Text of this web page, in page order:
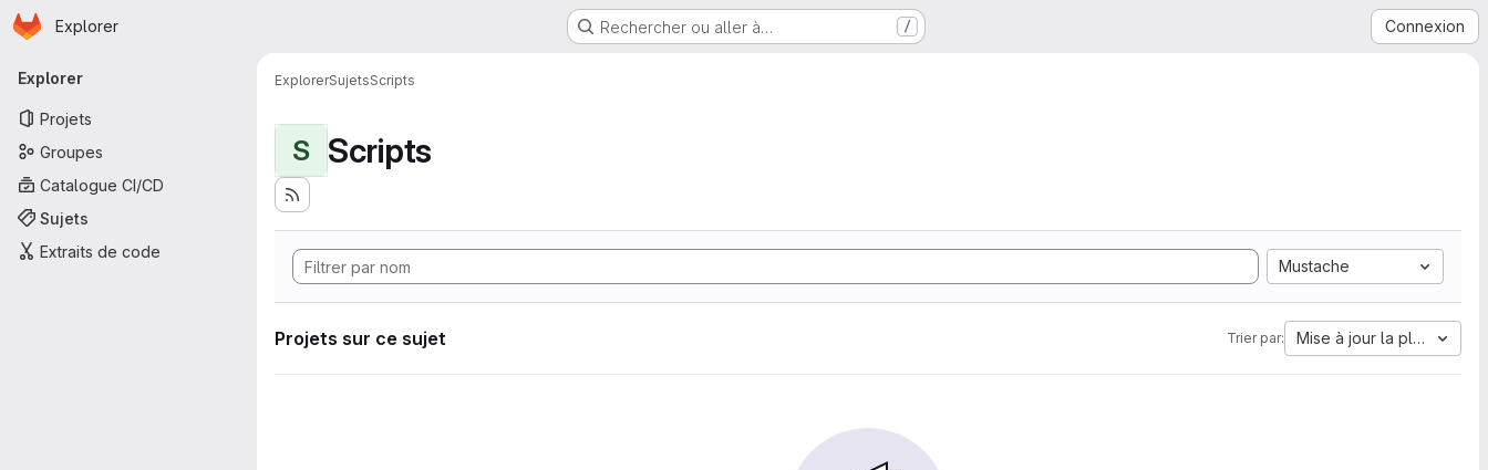
Passer au contenu principal
Page d'accueil
Explorer Rechercher ou aller à… / Connexion
Navigation principale
Explorer
Projets
Groupes
Catalogue CI/CD
Sujets
Extraits de code
ExplorerSujetsScripts
S Scripts
Mustache
Projets sur ce sujet Trier par: Mise à jour la plus